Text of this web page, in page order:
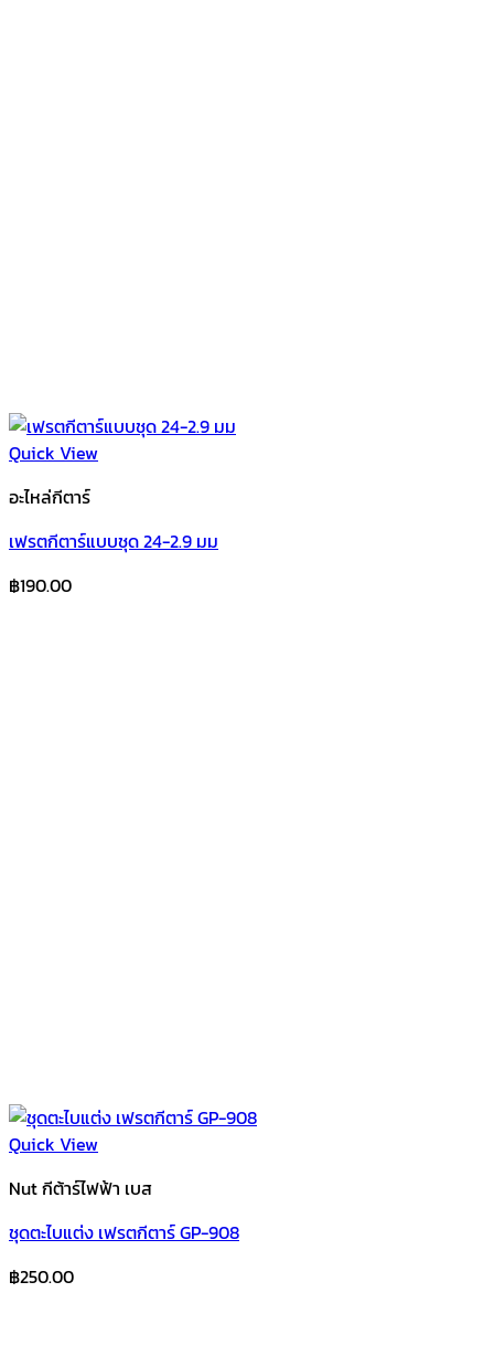
Quick View
อะไหล่กีตาร์
เฟรตกีตาร์แบบชุด 24-2.9 มม
฿190.00
Quick View
Nut กีต้าร์ไฟฟ้า เบส
ชุดตะไบแต่ง เฟรตกีตาร์ GP-908
฿250.00